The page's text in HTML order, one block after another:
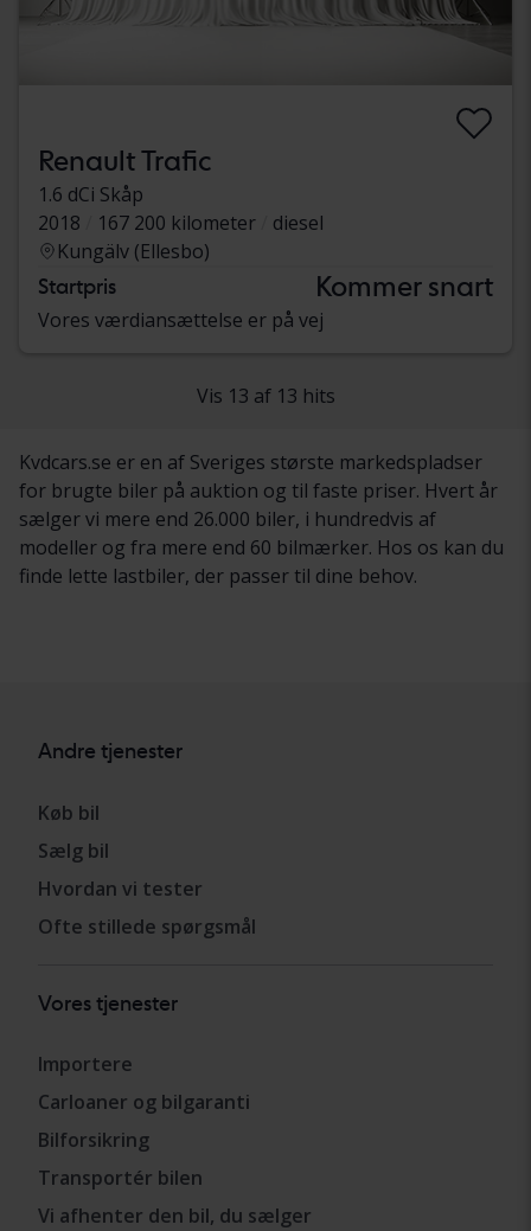
Renault Trafic
1.6 dCi Skåp
2018
167 200 kilometer
diesel
Kungälv (Ellesbo)
Startpris Kommer snart
Vores værdiansættelse er på vej
Vis 13 af 13 hits
Kvdcars.se er en af Sveriges største markedspladser
for brugte biler på auktion og til faste priser. Hvert år
sælger vi mere end 26.000 biler, i hundredvis af
modeller og fra mere end 60 bilmærker. Hos os kan du
finde lette lastbiler, der passer til dine behov.
Andre tjenester
Køb bil
Sælg bil
Hvordan vi tester
Ofte stillede spørgsmål
Vores tjenester
Importere
Carloaner og bilgaranti
Bilforsikring
Transportér bilen
Vi afhenter den bil, du sælger